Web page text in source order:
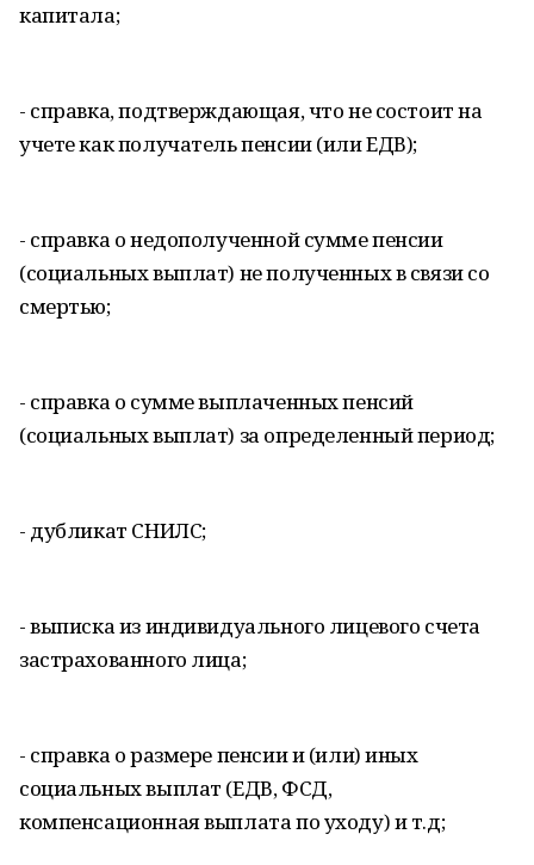
капитала;
- справка, подтверждающая, что не состоит на
учете как получатель пенсии (или ЕДВ);
- справка о недополученной сумме пенсии
(социальных выплат) не полученных в связи со
смертью;
- справка о сумме выплаченных пенсий
(социальных выплат) за определенный период;
- дубликат СНИЛС;
- выписка из индивидуального лицевого счета
застрахованного лица;
- справка о размере пенсии и (или) иных
социальных выплат (ЕДВ, ФСД,
компенсационная выплата по уходу) и т.д;